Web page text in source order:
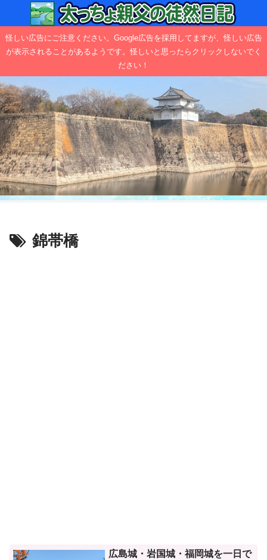
怪しい広告にご注意ください。Google広告を採用してますが、怪しい広告
が表示されることがあるようです。怪しいと思ったらクリックしないでく
ださい！
錦帯橋
広島城・岩国城・福岡城を一日で